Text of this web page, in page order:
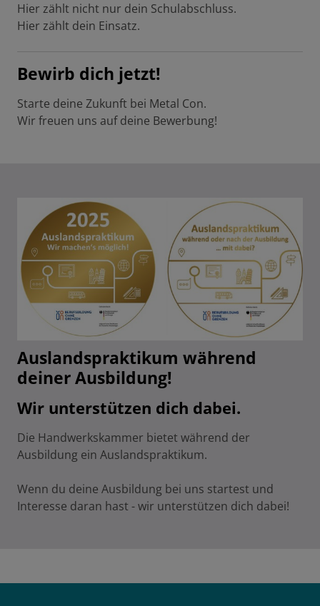
Hier zählt nicht nur dein Schulabschluss.
Hier zählt dein Einsatz.
Bewirb dich jetzt!
Starte deine Zukunft bei Metal Con.
Wir freuen uns auf deine Bewerbung!
Auslandspraktikum während
deiner Ausbildung!
Wir unterstützen dich dabei.
Die Handwerkskammer bietet während der
Ausbildung ein Auslandspraktikum.
Wenn du deine Ausbildung bei uns startest und
Interesse daran hast - wir unterstützen dich dabei!